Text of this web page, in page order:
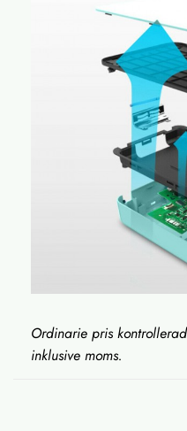
Ordinarie pris
inklusive moms.